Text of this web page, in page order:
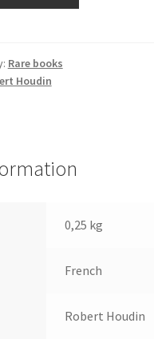
Rare books
Houdin
0,25 kg
French
Robert Houdin